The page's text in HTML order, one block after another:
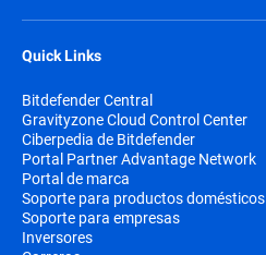
Quick Links
Bitdefender Central
Gravityzone Cloud Control Center
Ciberpedia de Bitdefender
Portal Partner Advantage Network
Portal de marca
Soporte para productos domésticos
Soporte para empresas
Inversores